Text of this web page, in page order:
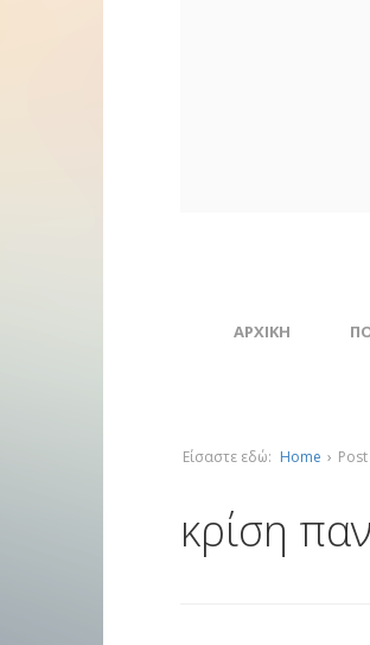
ΑΡΧΙΚΗ
Είσαστε εδώ: Home ›
κρίση